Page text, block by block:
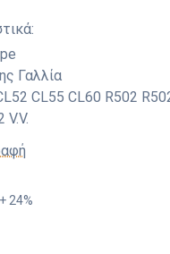
:
Γαλλία
CL55 CL60 R502
V.V.
+24%